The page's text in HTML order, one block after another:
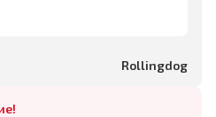
Rollingdog